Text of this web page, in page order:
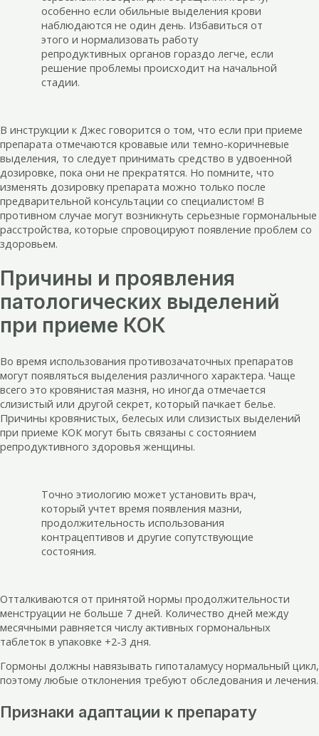
особенно если обильные выделения крови
наблюдаются не один день. Избавиться от
этого и нормализовать работу
репродуктивных органов гораздо легче, если
решение проблемы происходит на начальной
стадии.
В инструкции к Джес говорится о том, что если при приеме
препарата отмечаются кровавые или темно-коричневые
выделения, то следует принимать средство в удвоенной
дозировке, пока они не прекратятся. Но помните, что
изменять дозировку препарата можно только после
предварительной консультации со специалистом! В
противном случае могут возникнуть серьезные гормональные
расстройства, которые спровоцируют появление проблем со
здоровьем.
Причины и проявления
патологических выделений
при приеме КОК
Во время использования противозачаточных препаратов
могут появляться выделения различного характера. Чаще
всего это кровянистая мазня, но иногда отмечается
слизистый или другой секрет, который пачкает белье.
Причины кровянистых, белесых или слизистых выделений
при приеме КОК могут быть связаны с состоянием
репродуктивного здоровья женщины.
Точно этиологию может установить врач,
который учтет время появления мазни,
продолжительность использования
контрацептивов и другие сопутствующие
состояния.
Отталкиваются от принятой нормы продолжительности
менструации не больше 7 дней. Количество дней между
месячными равняется числу активных гормональных
таблеток в упаковке +2-3 дня.
Гормоны должны навязывать гипоталамусу нормальный цикл,
поэтому любые отклонения требуют обследования и лечения.
Признаки адаптации к препарату